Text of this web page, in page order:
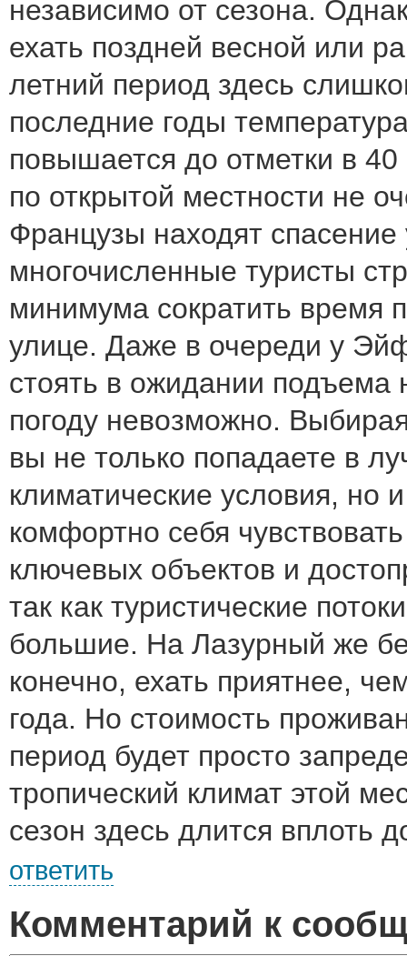
независимо от сезона.
ехать поздней весной или
летний период здесь
последние годы
повышается до отметки в 40
по открытой местности не
Французы находят
многочисленные туристы
минимума сократить время
улице. Даже в очереди у
стоять в ожидании подъема
погоду невозможно.
вы не только попадаете в
климатические условия, но
комфортно себя
ключевых объектов и
так как туристические
большие. На Лазурный же
конечно, ехать приятнее,
года. Но стоимость
период будет просто
тропический климат этой
сезон здесь длится вплоть
ответить
Комментарий к